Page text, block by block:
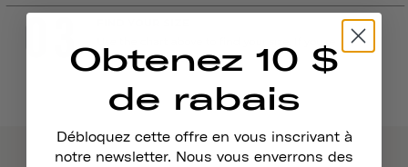
Obtenez 10 $
de rabais
Débloquez cette offre en vous inscrivant à
notre newsletter. Nous vous enverrons des